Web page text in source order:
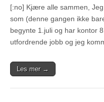
[:no] Kjære alle sammen,
som (denne gangen ikke
begynte 1.juli og har kontor
utfordrende jobb og jeg
Les mer →